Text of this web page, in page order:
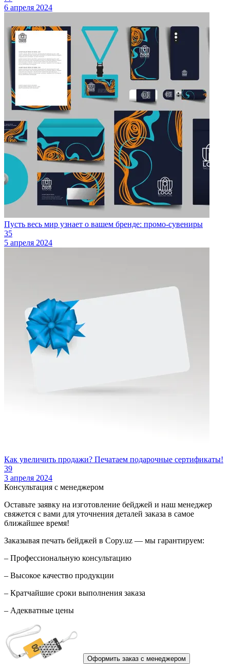
6 апреля 2024
Пусть весь мир узнает о вашем бренде: промо-сувениры
35
5 апреля 2024
Как увеличить продажи? Печатаем подарочные сертификаты!
39
3 апреля 2024
Консультация с менеджером
Оставьте заявку на изготовление бейджей и наш менеджер
свяжется с вами для уточнения деталей заказа в самое
ближайшее время!
Заказывая печать бейджей в Copy.uz — мы гарантируем:
– Профессиональную консультацию
– Высокое качество продукции
– Кратчайшие сроки выполнения заказа
– Адекватные цены
Оформить заказ с менеджером